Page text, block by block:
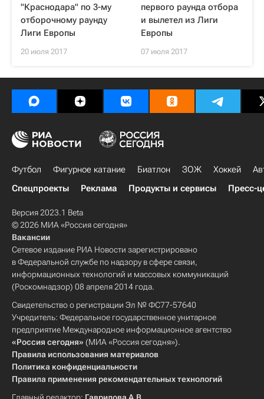
"Краснодара" по 3-му
отборочному раунду
Лиги Европы
20 июля 2017
первого раунда отбора
и вылетел из Лиги
Европы
07 июля 2017
Футбол Фигурное катание Биатлон ЗОЖ Хоккей
Спецпроекты
Реклама Продукты и сервисы Пресс-
Версия 2023.1 Beta
© 2026 МИА «Россия сегодня»
Вакансии
Сетевое издание РИА Новости зарегистрировано
в Федеральной службе по надзору в сфере связи,
информационных технологий и массовых коммуникаций
(Роскомнадзор) 08 апреля 2014 года.
Свидетельство о регистрации Эл № ФС77-57640
Учредитель: Федеральное государственное унитарное
предприятие Международное информационное агентство
«Россия сегодня» (МИА «Россия сегодня»).
Правила использования материалов
Политика конфиденциальности
Правила применения рекомендательных технологий